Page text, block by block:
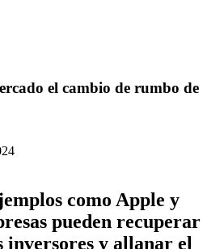
el cambio de rumbo de
como Apple y
pueden recuperar
inversores y allanar el